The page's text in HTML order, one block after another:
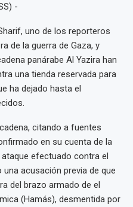
-
uno de los reporteros
de la guerra de Gaza, y
panárabe Al Yazira han
una tienda reservada para
ha dejado hasta el
citando a fuentes
en su cuenta de la
efectuado contra el
acusación previa de que
del brazo armado de el
(Hamás), desmentida por